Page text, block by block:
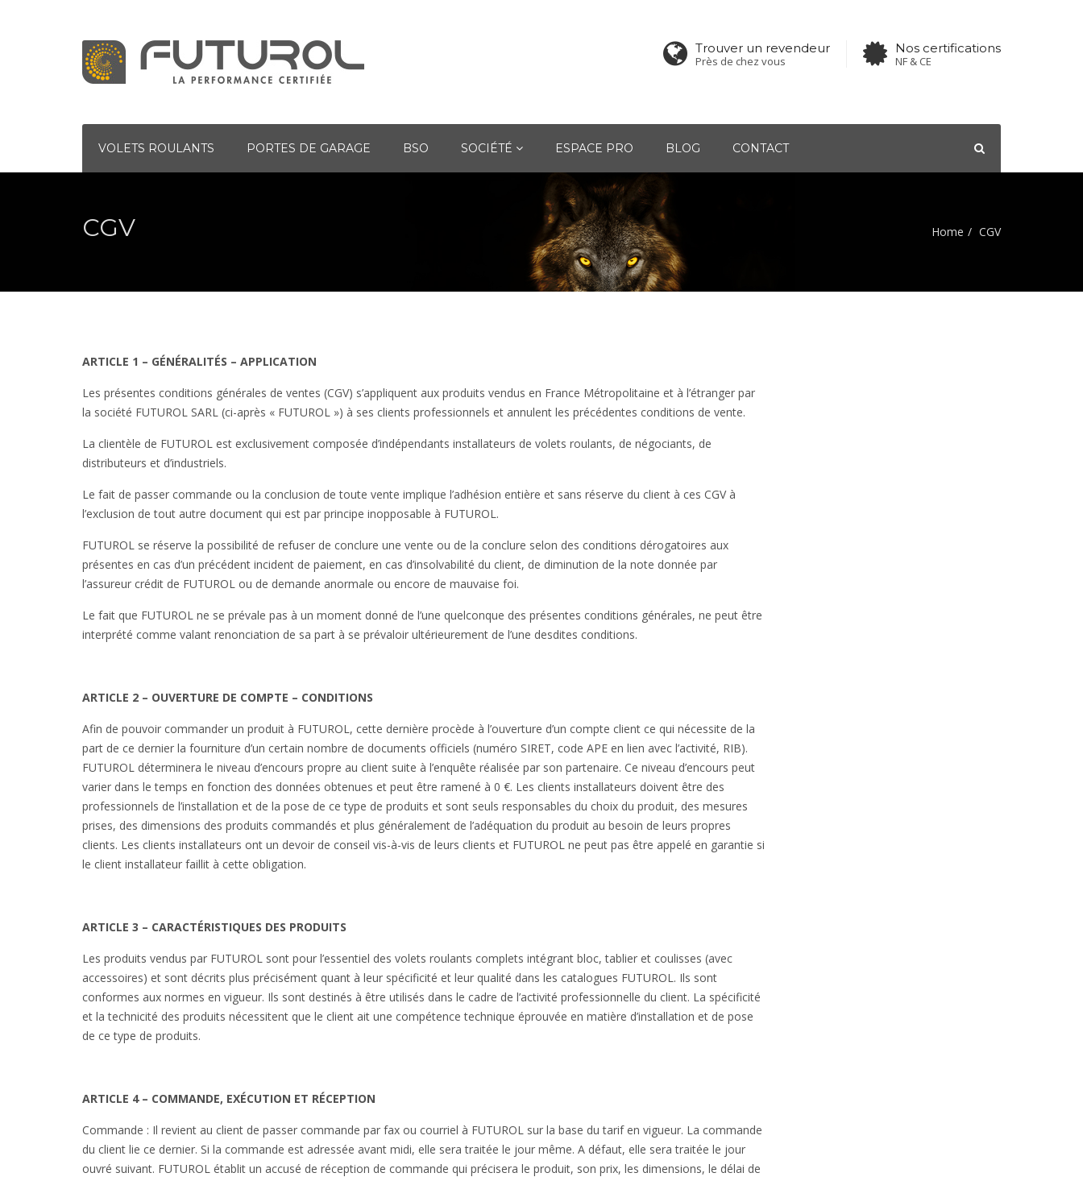
Trouver un revendeur
Près de chez vous
Nos certifications
NF & CE
VOLETS ROULANTS PORTES DE GARAGE BSO SOCIÉTÉ ESPACE PRO BLOG CONTACT
CGV Home CGV
ARTICLE 1 – GÉNÉRALITÉS – APPLICATION
Les présentes conditions générales de ventes (CGV) s’appliquent aux produits vendus en France Métropolitaine et à l’étranger par
la société FUTUROL SARL (ci-après « FUTUROL ») à ses clients professionnels et annulent les précédentes conditions de vente.
La clientèle de FUTUROL est exclusivement composée d’indépendants installateurs de volets roulants, de négociants, de
distributeurs et d’industriels.
Le fait de passer commande ou la conclusion de toute vente implique l’adhésion entière et sans réserve du client à ces CGV à
l’exclusion de tout autre document qui est par principe inopposable à FUTUROL.
FUTUROL se réserve la possibilité de refuser de conclure une vente ou de la conclure selon des conditions dérogatoires aux
présentes en cas d’un précédent incident de paiement, en cas d’insolvabilité du client, de diminution de la note donnée par
l’assureur crédit de FUTUROL ou de demande anormale ou encore de mauvaise foi.
Le fait que FUTUROL ne se prévale pas à un moment donné de l’une quelconque des présentes conditions générales, ne peut être
interprété comme valant renonciation de sa part à se prévaloir ultérieurement de l’une desdites conditions.
ARTICLE 2 – OUVERTURE DE COMPTE – CONDITIONS
Afin de pouvoir commander un produit à FUTUROL, cette dernière procède à l’ouverture d’un compte client ce qui nécessite de la
part de ce dernier la fourniture d’un certain nombre de documents officiels (numéro SIRET, code APE en lien avec l’activité, RIB).
FUTUROL déterminera le niveau d’encours propre au client suite à l’enquête réalisée par son partenaire. Ce niveau d’encours peut
varier dans le temps en fonction des données obtenues et peut être ramené à 0 €. Les clients installateurs doivent être des
professionnels de l’installation et de la pose de ce type de produits et sont seuls responsables du choix du produit, des mesures
prises, des dimensions des produits commandés et plus généralement de l’adéquation du produit au besoin de leurs propres
clients. Les clients installateurs ont un devoir de conseil vis-à-vis de leurs clients et FUTUROL ne peut pas être appelé en garantie si
le client installateur faillit à cette obligation.
ARTICLE 3 – CARACTÉRISTIQUES DES PRODUITS
Les produits vendus par FUTUROL sont pour l’essentiel des volets roulants complets intégrant bloc, tablier et coulisses (avec
accessoires) et sont décrits plus précisément quant à leur spécificité et leur qualité dans les catalogues FUTUROL. Ils sont
conformes aux normes en vigueur. Ils sont destinés à être utilisés dans le cadre de l’activité professionnelle du client. La spécificité
et la technicité des produits nécessitent que le client ait une compétence technique éprouvée en matière d’installation et de pose
de ce type de produits.
ARTICLE 4 – COMMANDE, EXÉCUTION ET RÉCEPTION
Commande : Il revient au client de passer commande par fax ou courriel à FUTUROL sur la base du tarif en vigueur. La commande
du client lie ce dernier. Si la commande est adressée avant midi, elle sera traitée le jour même. A défaut, elle sera traitée le jour
ouvré suivant. FUTUROL établit un accusé de réception de commande qui précisera le produit, son prix, les dimensions, le délai de